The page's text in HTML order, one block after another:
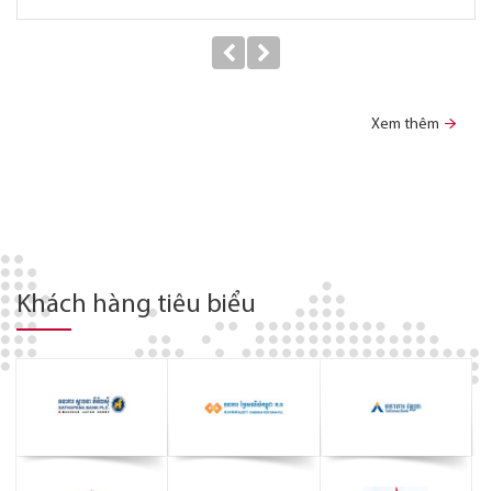
ngành nghề, ngay cả những ngành tưởng chừng chỉ hoạt động
Xem thêm
Khách hàng tiêu biểu